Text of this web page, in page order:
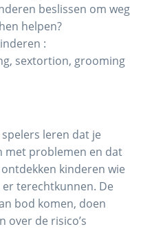
beslissen om weg
helpen?
:
sextortion, grooming
leren dat je
met problemen en dat
kinderen wie
er terechtkunnen. De
bod komen, doen
over de risico’s